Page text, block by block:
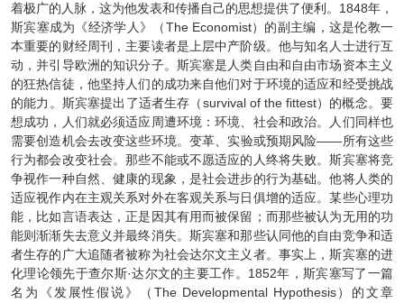
着极广的人脉，这为他发表和传播自己的思想提供了便利。1848年，
斯宾塞成为《经济学人》（The Economist）的副主编，这是伦教一
本重要的财经周刊，主要读者是上层中产阶级。他与知名人士进行互
动，并引导欧洲的知识分子。斯宾塞是人类自由和自由市场资本主义
的狂热信徒，他坚持人们的成功来自他们对于环境的适应和经受挑战
的能力。斯宾塞提出了适者生存（survival of the fittest）的概念。要
想成功，人们就必须适应周遭环境：环境、社会和政治。人们同样也
需要创造机会去改变这些环境。变革、实验或预期风险——所有这些
行为都会改变社会。那些不能或不愿适应的人终将失败。斯宾塞将竞
争视作一种自然、健康的现象，是社会进步的行为基础。他将人类的
适应视作内在主观关系对外在客观关系与日俱增的适应。某些心理功
能，比如言语表达，正是因其有用而被保留；而那些被认为无用的功
能则渐渐失去意义并最终消失。斯宾塞和那些认同他的自由竞争和适
者生存的广大追随者被称为社会达尔文主义者。事实上，斯宾塞的进
化理论领先于查尔斯·达尔文的主要工作。1852年，斯宾塞写了一篇
名为《发展性假说》（The Developmental Hypothesis）的文章